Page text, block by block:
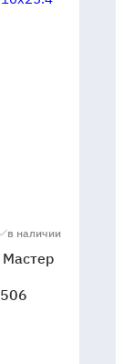
в наличии